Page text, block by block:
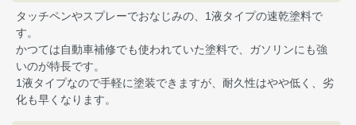
タッチペンやスプレーでおなじみの、1液タイプの速乾塗料で
す。
かつては自動車補修でも使われていた塗料で、ガソリンにも強
いのが特長です。
1液タイプなので手軽に塗装できますが、耐久性はやや低く、劣
化も早くなります。